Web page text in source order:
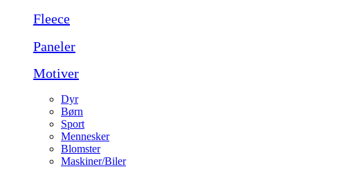
Fleece
Paneler
Motiver
Dyr
Børn
Sport
Mennesker
Blomster
Maskiner/Biler